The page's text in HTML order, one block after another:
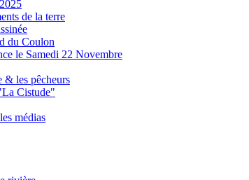
de la terre
du Coulon
le Samedi 22 Novembre
& les pêcheurs
Cistude"
médias